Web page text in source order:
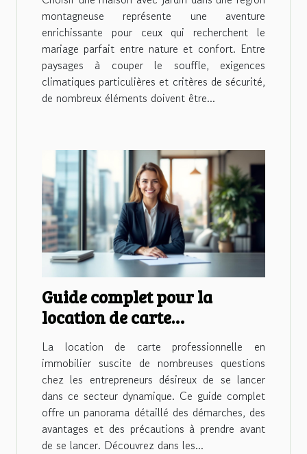
montagneuse représente une aventure
enrichissante pour ceux qui recherchent le
mariage parfait entre nature et confort. Entre
paysages à couper le souffle, exigences
climatiques particulières et critères de sécurité,
de nombreux éléments doivent être...
Guide complet pour la
location de carte
professionnelle en
immobilier
La location de carte professionnelle en
immobilier suscite de nombreuses questions
chez les entrepreneurs désireux de se lancer
dans ce secteur dynamique. Ce guide complet
offre un panorama détaillé des démarches, des
avantages et des précautions à prendre avant
de se lancer. Découvrez dans les...